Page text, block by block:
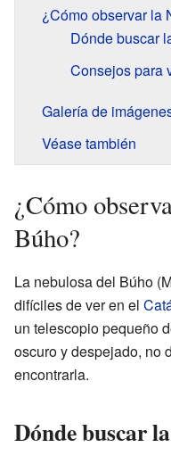
¿Cómo observar la
Dónde buscar
Consejos para
Galería de
Véase también
¿Cómo
Búho?
La nebulosa del Búho
difíciles de ver en el
un telescopio pequeño
oscuro y despejado, no
encontrarla.
Dónde buscar